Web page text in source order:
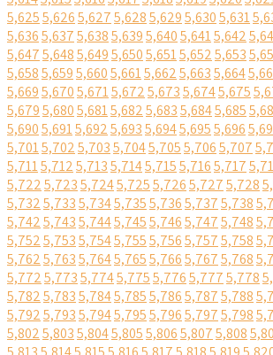
5,6255,6265,6275,6285,6295,6305,631
5,6365,6375,6385,6395,6405,6415,642
5,6475,6485,6495,6505,6515,6525,653
5,6585,6595,6605,6615,6625,6635,664
5,6695,6705,6715,6725,6735,6745,675
5,6795,6805,6815,6825,6835,6845,685
5,6905,6915,6925,6935,6945,6955,696
5,7015,7025,7035,7045,7055,7065,707
5,7115,7125,7135,7145,7155,7165,717
5,7225,7235,7245,7255,7265,7275,728
5,7325,7335,7345,7355,7365,7375,738
5,7425,7435,7445,7455,7465,7475,748
5,7525,7535,7545,7555,7565,7575,758
5,7625,7635,7645,7655,7665,7675,768
5,7725,7735,7745,7755,7765,7775,778
5,7825,7835,7845,7855,7865,7875,788
5,7925,7935,7945,7955,7965,7975,798
5,8025,8035,8045,8055,8065,8075,808